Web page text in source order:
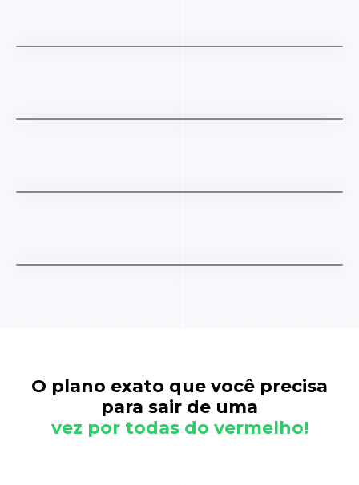
O plano exato que você precisa
para sair de uma
vez por todas do vermelho!